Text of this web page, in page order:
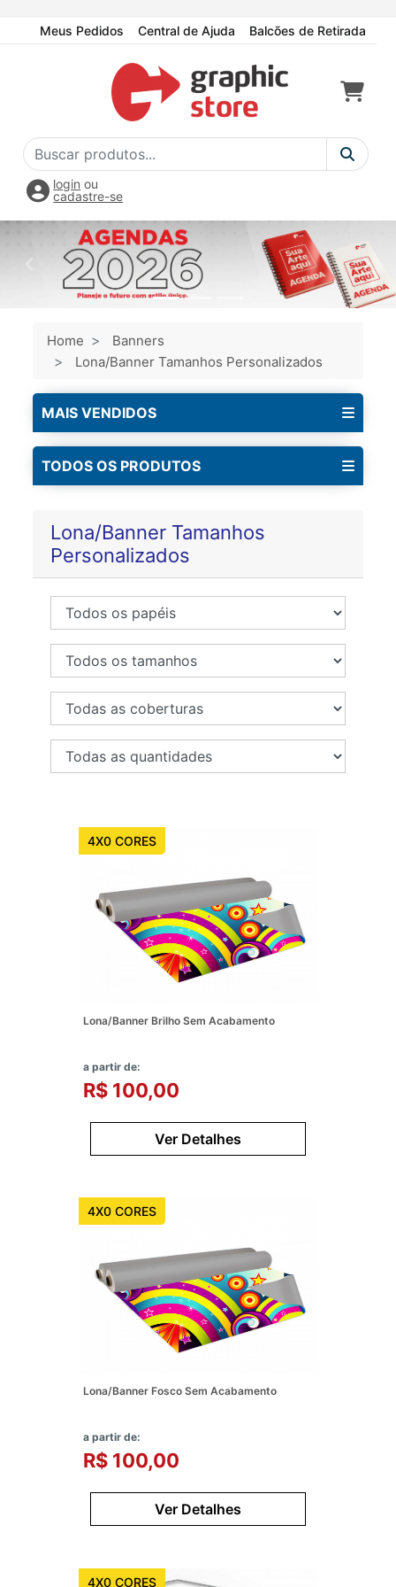
Meus Pedidos Central de Ajuda Balcões de Retirada
login ou
cadastre-se
Home
Banners
Lona/Banner Tamanhos Personalizados
MAIS VENDIDOS
TODOS OS PRODUTOS
Lona/Banner Tamanhos
Personalizados
4X0 CORES
Lona/Banner Brilho Sem Acabamento
a partir de:
R$ 100,00
Ver Detalhes
4X0 CORES
Lona/Banner Fosco Sem Acabamento
a partir de:
R$ 100,00
Ver Detalhes
4X0 CORES